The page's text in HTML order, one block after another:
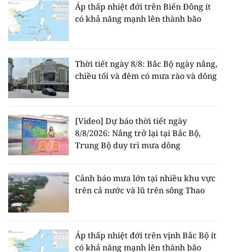
Áp thấp nhiệt đới trên Biển Đông ít
có khả năng mạnh lên thành bão
Thời tiết ngày 8/8: Bắc Bộ ngày nắng,
chiều tối và đêm có mưa rào và dông
[Video] Dự báo thời tiết ngày
8/8/2026: Nắng trở lại tại Bắc Bộ,
Trung Bộ duy trì mưa dông
Cảnh báo mưa lớn tại nhiều khu vực
trên cả nước và lũ trên sông Thao
Áp thấp nhiệt đới trên vịnh Bắc Bộ ít
có khả năng mạnh lên thành bão